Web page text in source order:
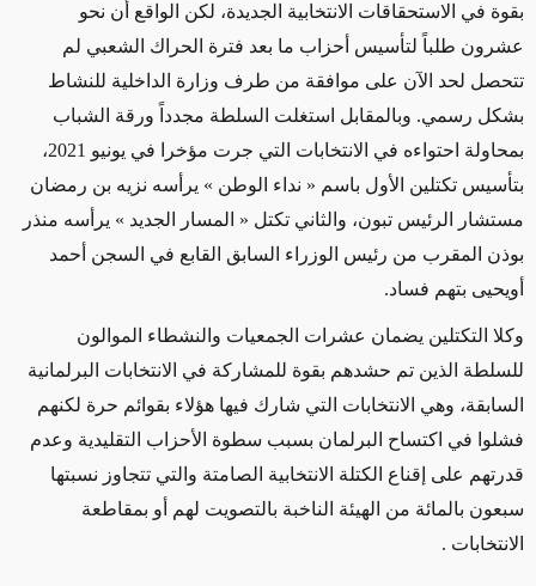
بقوة في الاستحقاقات الانتخابية الجديدة، لكن الواقع أن نحو
عشرون طلباً لتأسيس أحزاب ما بعد فترة الحراك الشعبي لم
تتحصل لحد الآن على موافقة من طرف وزارة الداخلية للنشاط
بشكل رسمي. وبالمقابل استغلت السلطة مجدداً ورقة الشباب
بمحاولة احتواءه في الانتخابات التي جرت مؤخرا في يونيو 2021،
بتأسيس تكتلين الأول باسم « نداء الوطن » يرأسه نزيه بن رمضان
مستشار الرئيس تبون، والثاني تكتل « المسار الجديد » يرأسه منذر
بوذن المقرب من رئيس الوزراء السابق القابع في السجن أحمد
أويحيى بتهم فساد.
وكلا التكتلين يضمان عشرات الجمعيات والنشطاء الموالون
للسلطة الذين تم حشدهم بقوة للمشاركة في الانتخابات البرلمانية
السابقة، وهي الانتخابات التي شارك فيها هؤلاء بقوائم حرة لكنهم
فشلوا في اكتساح البرلمان بسبب سطوة الأحزاب التقليدية وعدم
قدرتهم على إقناع الكتلة الانتخابية الصامتة والتي تتجاوز نسبتها
سبعون بالمائة من الهيئة الناخبة بالتصويت لهم أو بمقاطعة
الانتخابات .